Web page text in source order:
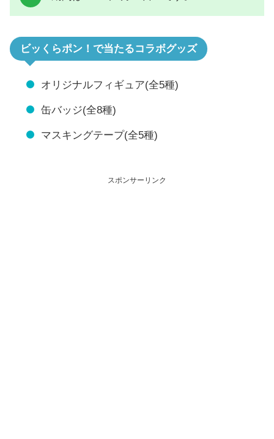
ビッくらポン！で当たるコラボグッズ
オリジナルフィギュア(全5種)
缶バッジ(全8種)
マスキングテープ(全5種)
スポンサーリンク